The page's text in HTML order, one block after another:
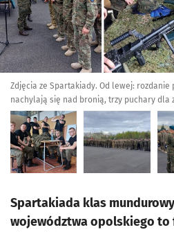
Zdjęcia ze Spartakiady. Od lewej: rozdanie
nachylają się nad bronią, trzy puchary dla
Spartakiada klas
województwa opolskiego to